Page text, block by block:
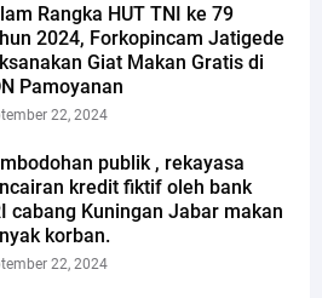
Rangka HUT TNI ke 79
2024, Forkopincam Jatigede
Giat Makan Gratis di
Pamoyanan
22, 2024
publik , rekayasa
kredit fiktif oleh bank
cabang Kuningan Jabar makan
korban.
22, 2024